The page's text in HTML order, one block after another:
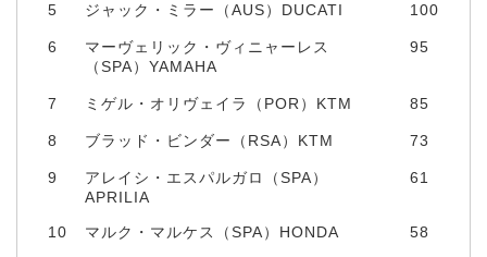
5 ジャック・ミラー（AUS）DUCATI 100
6
マーヴェリック・ヴィニャーレス
（SPA）YAMAHA
95
7 ミゲル・オリヴェイラ（POR）KTM 85
8 ブラッド・ビンダー（RSA）KTM 73
9
アレイシ・エスパルガロ（SPA）
APRILIA
61
10 マルク・マルケス（SPA）HONDA 58